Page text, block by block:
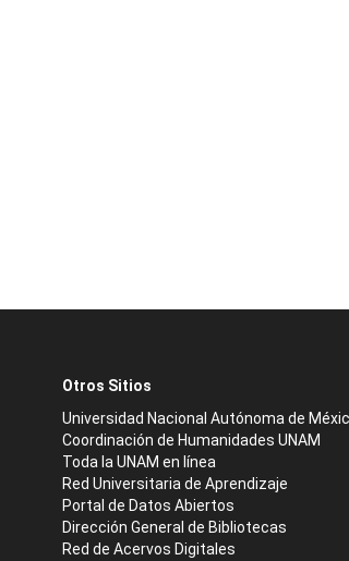
Otros Sitios
Universidad Nacional Autónoma de
Coordinación de Humanidades UNAM
Toda la UNAM en línea
Red Universitaria de Aprendizaje
Portal de Datos Abiertos
Dirección General de Bibliotecas
Red de Acervos Digitales